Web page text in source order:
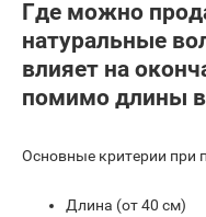
Где можно
натуральные
влияет на
помимо длины
Основные критерии при
Длина (от 40 см)